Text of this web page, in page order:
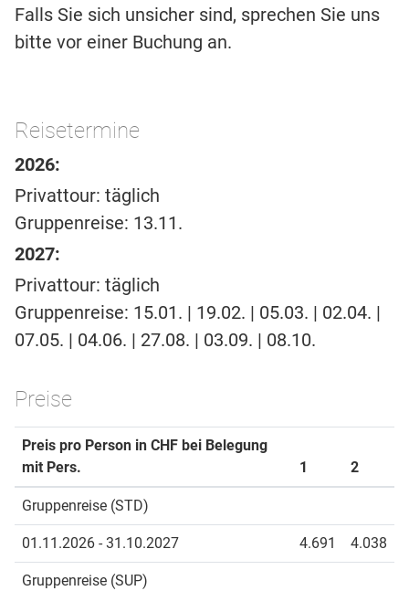
Falls Sie sich unsicher sind, sprechen Sie uns
bitte vor einer Buchung an.
Reisetermine
2026:
Privattour: täglich
Gruppenreise: 13.11.
2027:
Privattour: täglich
Gruppenreise: 15.01. | 19.02. | 05.03. | 02.04. |
07.05. | 04.06. | 27.08. | 03.09. | 08.10.
Preise
Preis pro Person in CHF bei Belegung
mit Pers.
1 2
Gruppenreise (STD)
01.11.2026 - 31.10.2027 4.691 4.038
Gruppenreise (SUP)